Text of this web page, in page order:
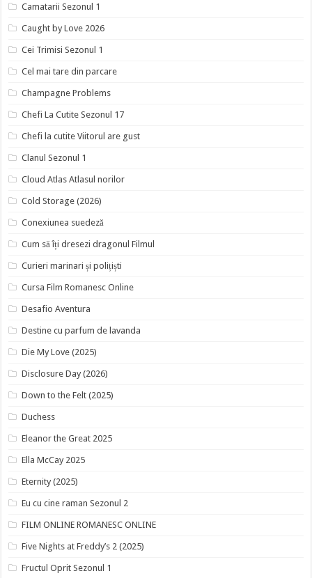
Camatarii Sezonul 1
Caught by Love 2026
Cei Trimisi Sezonul 1
Cel mai tare din parcare
Champagne Problems
Chefi La Cutite Sezonul 17
Chefi la cutite Viitorul are gust
Clanul Sezonul 1
Cloud Atlas Atlasul norilor
Cold Storage (2026)
Conexiunea suedeză
Cum să îți dresezi dragonul Filmul
Curieri marinari și polițiști
Cursa Film Romanesc Online
Desafio Aventura
Destine cu parfum de lavanda
Die My Love (2025)
Disclosure Day (2026)
Down to the Felt (2025)
Duchess
Eleanor the Great 2025
Ella McCay 2025
Eternity (2025)
Eu cu cine raman Sezonul 2
FILM ONLINE ROMANESC ONLINE
Five Nights at Freddy’s 2 (2025)
Fructul Oprit Sezonul 1